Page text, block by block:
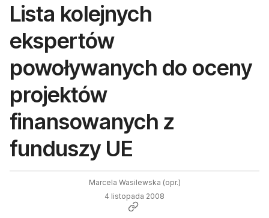
Lista kolejnych
ekspertów
powoływanych do oceny
projektów
finansowanych z
funduszy UE
Marcela Wasilewska (opr.)
4 listopada 2008